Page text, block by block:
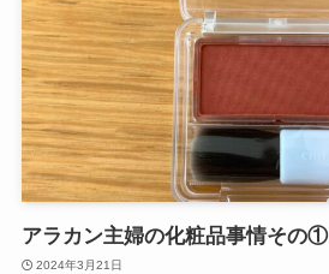
アラカン主婦の化粧品事情その①
2024年3月21日